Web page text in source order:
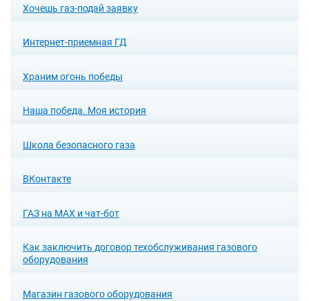
Хочешь газ-подай заявку
Интернет-приемная ГД
Храним огонь победы
Наша победа. Моя история
Школа безопасного газа
ВКонтакте
ГАЗ на MAX и чат-бот
Как заключить договор техобслуживания газового
оборудования
Магазин газового оборудования